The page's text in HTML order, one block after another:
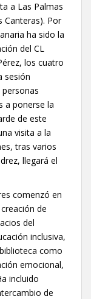
a Las Palmas
Canteras). Por
ha sido la
del CL
los cuatro
sesión
a ponerse la
de este
visita a la
tras varios
llegará el
comenzó en
de
del
inclusiva,
como
emocional,
incluido
de